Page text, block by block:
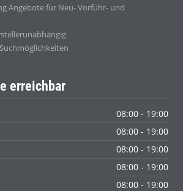
Angebote für Neu- Vorführ- und
erreichbar
08:00 - 19:00
08:00 - 19:00
08:00 - 19:00
08:00 - 19:00
08:00 - 19:00